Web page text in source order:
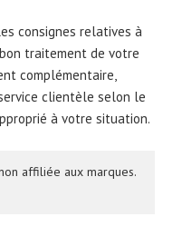
consignes relatives à
traitement de votre
complémentaire,
clientèle selon le
à votre situation.
affiliée aux marques.